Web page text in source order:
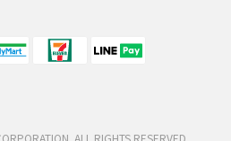
ALL RIGHTS RESERVED.